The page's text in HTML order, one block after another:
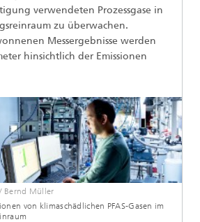
verwendeten Prozessgase in
zu überwachen.
Messergebnisse werden
hinsichtlich der Emissionen
Bernd Müller
von klimaschädlichen PFAS-Gasen im